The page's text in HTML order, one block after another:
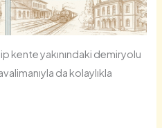
kente yakınındaki demiryolu
da kolaylıkla